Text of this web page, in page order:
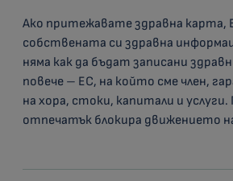
Ако притежавате здравна
собствената си здравна
няма как да бъдат записани
повече – ЕС, на който сме член,
на хора, стоки, капитали и
отпечатък блокира движението